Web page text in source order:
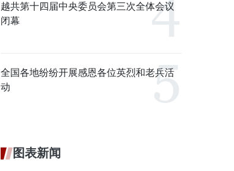
越共第十四届中央委员会第三次全体会议
闭幕
全国各地纷纷开展感恩各位英烈和老兵活
动
图表新闻